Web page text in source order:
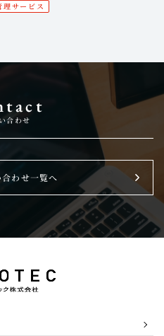
理サービス
合わせ
合わせ一覧へ